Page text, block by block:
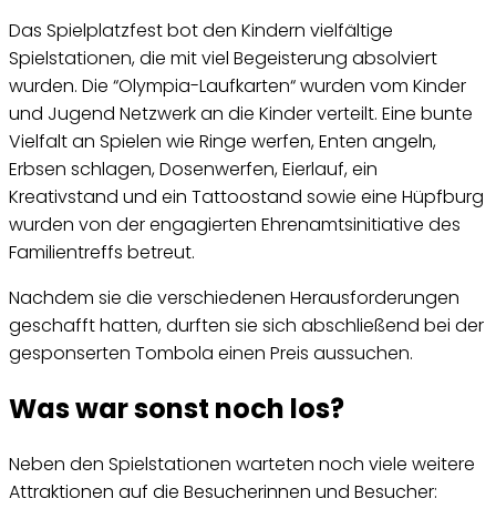
Das Spielplatzfest bot den Kindern vielfältige
Spielstationen, die mit viel Begeisterung absolviert
wurden. Die “Olympia-Laufkarten“ wurden vom Kinder
und Jugend Netzwerk an die Kinder verteilt. Eine bunte
Vielfalt an Spielen wie Ringe werfen, Enten angeln,
Erbsen schlagen, Dosenwerfen, Eierlauf, ein
Kreativstand und ein Tattoostand sowie eine Hüpfburg
wurden von der engagierten Ehrenamtsinitiative des
Familientreffs betreut.
Nachdem sie die verschiedenen Herausforderungen
geschafft hatten, durften sie sich abschließend bei der
gesponserten Tombola einen Preis aussuchen.
Was war sonst noch los?
Neben den Spielstationen warteten noch viele weitere
Attraktionen auf die Besucherinnen und Besucher: